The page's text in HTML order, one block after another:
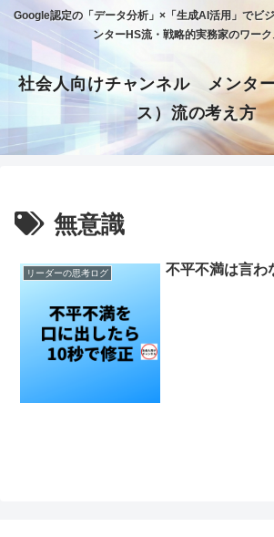
Google認定の「データ分析」×「生成AI活用」でビ
ンターHS流・戦略的実務家のワー
社会人向けチャンネル メンタ
ス）流の考え方
無意識
リーダーの思考ログ 不平不満は言わ